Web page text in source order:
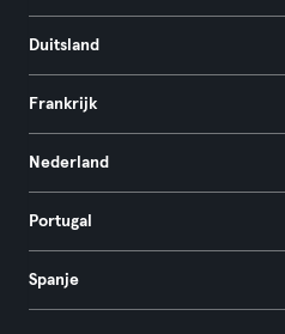
Duitsland
Frankrijk
Nederland
Portugal
Spanje